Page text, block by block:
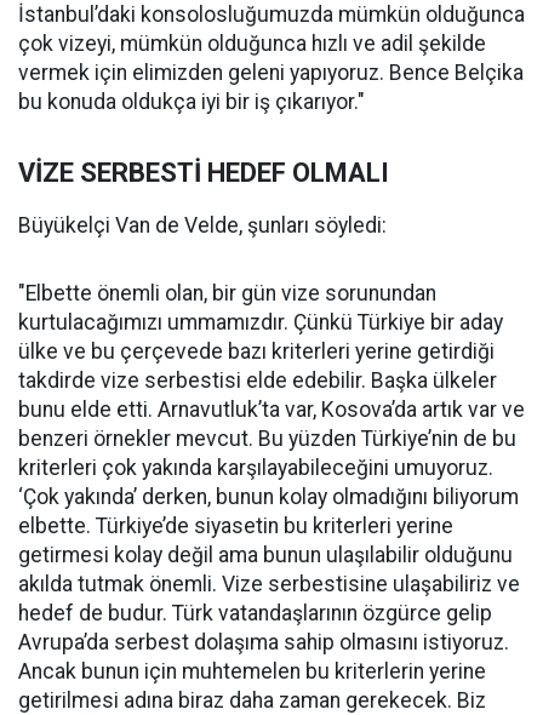
İstanbul’daki konsolosluğumuzda mümkün olduğunca
çok vizeyi, mümkün olduğunca hızlı ve adil şekilde
vermek için elimizden geleni yapıyoruz. Bence Belçika
bu konuda oldukça iyi bir iş çıkarıyor."
VİZE SERBESTİ HEDEF OLMALI
Büyükelçi Van de Velde, şunları söyledi:
"Elbette önemli olan, bir gün vize sorunundan
kurtulacağımızı ummamızdır. Çünkü Türkiye bir aday
ülke ve bu çerçevede bazı kriterleri yerine getirdiği
takdirde vize serbestisi elde edebilir. Başka ülkeler
bunu elde etti. Arnavutluk’ta var, Kosova’da artık var ve
benzeri örnekler mevcut. Bu yüzden Türkiye’nin de bu
kriterleri çok yakında karşılayabileceğini umuyoruz.
‘Çok yakında’ derken, bunun kolay olmadığını biliyorum
elbette. Türkiye’de siyasetin bu kriterleri yerine
getirmesi kolay değil ama bunun ulaşılabilir olduğunu
akılda tutmak önemli. Vize serbestisine ulaşabiliriz ve
hedef de budur. Türk vatandaşlarının özgürce gelip
Avrupa’da serbest dolaşıma sahip olmasını istiyoruz.
Ancak bunun için muhtemelen bu kriterlerin yerine
getirilmesi adına biraz daha zaman gerekecek. Biz